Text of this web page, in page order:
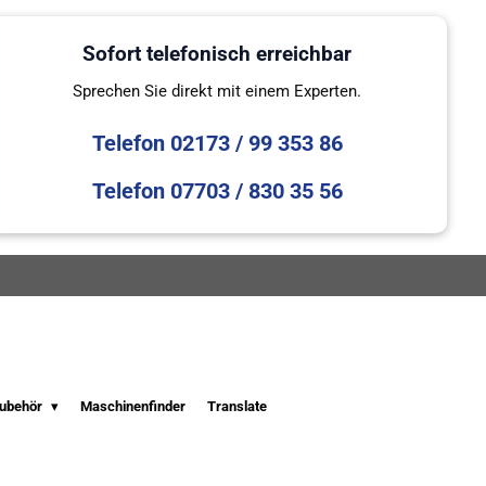
Sofort telefonisch erreichbar
Sprechen Sie direkt mit einem Experten.
Telefon 02173 / 99 353 86
Telefon 07703 / 830 35 56
Maschinenfinder Translate